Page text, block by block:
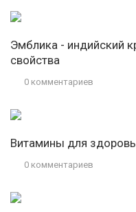
Эмблика - индийский
свойства
0 комментариев
Витамины для
0 комментариев